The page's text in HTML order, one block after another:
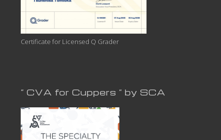
Certificate for Licensed Q Grader
” CVA for Cuppers ” by SCA